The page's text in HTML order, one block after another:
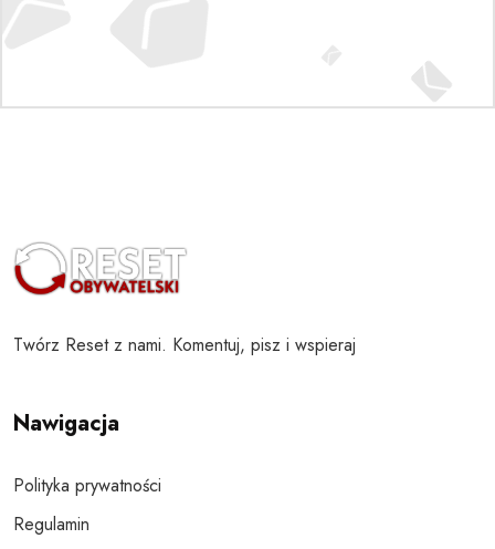
Twórz Reset z nami. Komentuj, pisz i wspieraj
Nawigacja
Polityka prywatności
Regulamin